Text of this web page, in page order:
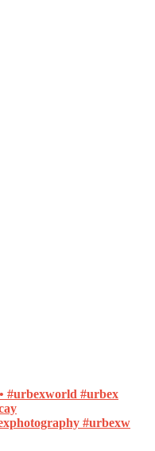
#urbexw